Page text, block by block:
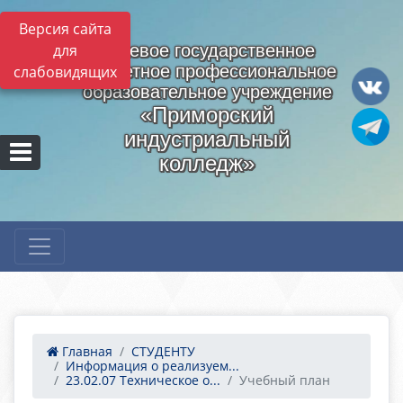
Версия сайта
для
слабовидящих
Краевое государственное
бюджетное профессиональное
образовательное учреждение
«Приморский
индустриальный
колледж»
Главная
СТУДЕНТУ
Информация о реализуем...
23.02.07 Техническое о...
Учебный план